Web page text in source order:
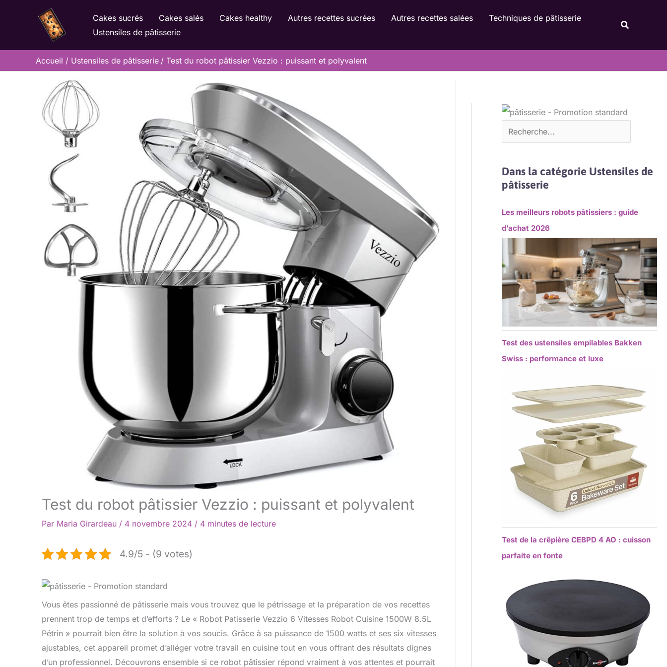
Cakes sucrés Cakes salés Cakes healthy Autres recettes sucrées Autres recettes salées
Techniques de pâtisserie
Ustensiles de pâtisserie
Accueil Ustensiles de pâtisserie Test du robot pâtissier Vezzio : puissant et polyvalent
Test du robot pâtissier Vezzio : puissant et polyvalent
Par Maria Girardeau / 4 novembre 2024 / 4 minutes de lecture
4.9/5 - (9 votes)
Vous êtes passionné de pâtisserie mais vous trouvez que le pétrissage et la préparation de vos recettes
prennent trop de temps et d’efforts ? Le « Robot Patisserie Vezzio 6 Vitesses Robot Cuisine 1500W 8.5L
Pétrin » pourrait bien être la solution à vos soucis. Grâce à sa puissance de 1500 watts et ses six vitesses
ajustables, cet appareil promet d’alléger votre travail en cuisine tout en vous offrant des résultats dignes
d’un professionnel. Découvrons ensemble si ce robot pâtissier répond vraiment à vos attentes et pourrait
Dans la catégorie Ustensiles de
pâtisserie
Les meilleurs robots pâtissiers : guide
d’achat 2026
Test des ustensiles empilables Bakken
Swiss : performance et luxe
Test de la crêpière CEBPD 4 AO : cuisson
parfaite en fonte